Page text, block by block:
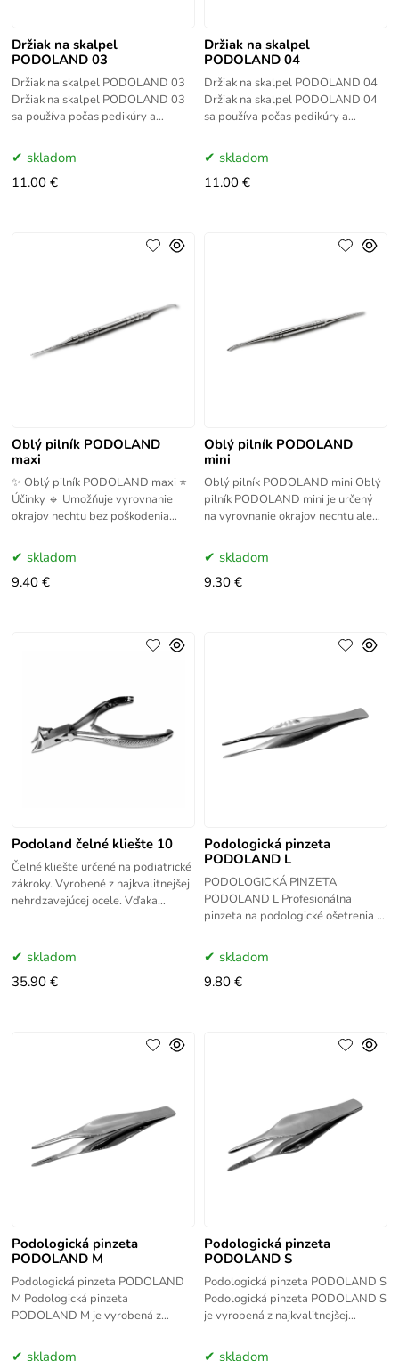
Držiak na skalpel
PODOLAND 03
Držiak na skalpel PODOLAND 03
Držiak na skalpel PODOLAND 03
sa používa počas pedikúry a
čepelí skalpelu. Skladá sa z
skladom
11.00 €
Držiak na skalpel
PODOLAND 04
Držiak na skalpel PODOLAND 04
Držiak na skalpel PODOLAND 04
sa používa počas pedikúry a
čepelí skalpelu. Skladá sa z
skladom
11.00 €
Oblý pilník PODOLAND
maxi
✨ Oblý pilník PODOLAND maxi ⭐
Účinky 🔹 Umožňuje vyrovnanie
okrajov nechtu bez poškodenia
ošetrovaní
skladom
9.40 €
Oblý pilník PODOLAND
mini
Oblý pilník PODOLAND mini Oblý
pilník PODOLAND mini je určený
na vyrovnanie okrajov nechtu alebo
vhodný aj na vyrovnávanie
skladom
9.30 €
Podoland čelné kliešte 10
Čelné kliešte určené na podiatrické
zákroky. Vyrobené z najkvalitnejšej
nehrdzavejúcej ocele. Vďaka
skladom
35.90 €
Podologická pinzeta
PODOLAND L
PODOLOGICKÁ PINZETA
PODOLAND L Profesionálna
pinzeta na podologické ošetrenia a
skladom
9.80 €
Podologická pinzeta
PODOLAND M
Podologická pinzeta PODOLAND
M Podologická pinzeta
PODOLAND M je vyrobená z
ocele. Špeciálna konštrukcia
skladom
Podologická pinzeta
PODOLAND S
Podologická pinzeta PODOLAND S
Podologická pinzeta PODOLAND S
je vyrobená z najkvalitnejšej
konštrukcia zúbkovanej čepele a
skladom